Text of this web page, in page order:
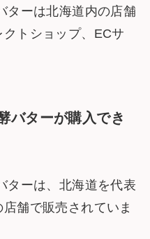
ターは北海道内の店舗
トショップ、ECサ
バターが購入でき
ターは、北海道を代表
舗で販売されていま